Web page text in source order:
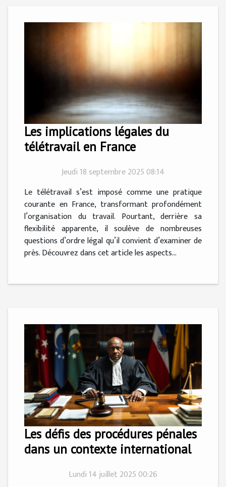
Les implications légales du
télétravail en France
Jeudi 18 septembre 2025 08:14
Le télétravail s’est imposé comme une pratique
courante en France, transformant profondément
l’organisation du travail. Pourtant, derrière sa
flexibilité apparente, il soulève de nombreuses
questions d’ordre légal qu’il convient d’examiner de
près. Découvrez dans cet article les aspects...
Les défis des procédures pénales
dans un contexte international
Lundi 14 juillet 2025 00:26